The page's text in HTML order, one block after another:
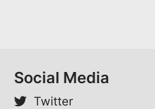
Social Media
Twitter